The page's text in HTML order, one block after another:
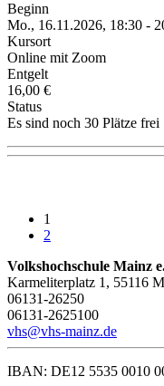
Beginn
Mo., 16.11.2026, 18:30 -
Kursort
Online mit Zoom
Entgelt
16,00 €
Status
Es sind noch 30 Plätze frei
1
2
Volkshochschule Mainz
Karmeliterplatz 1, 55116
06131-26250
06131-2625100
vhs@vhs-mainz.de
IBAN: DE12 5535 0010